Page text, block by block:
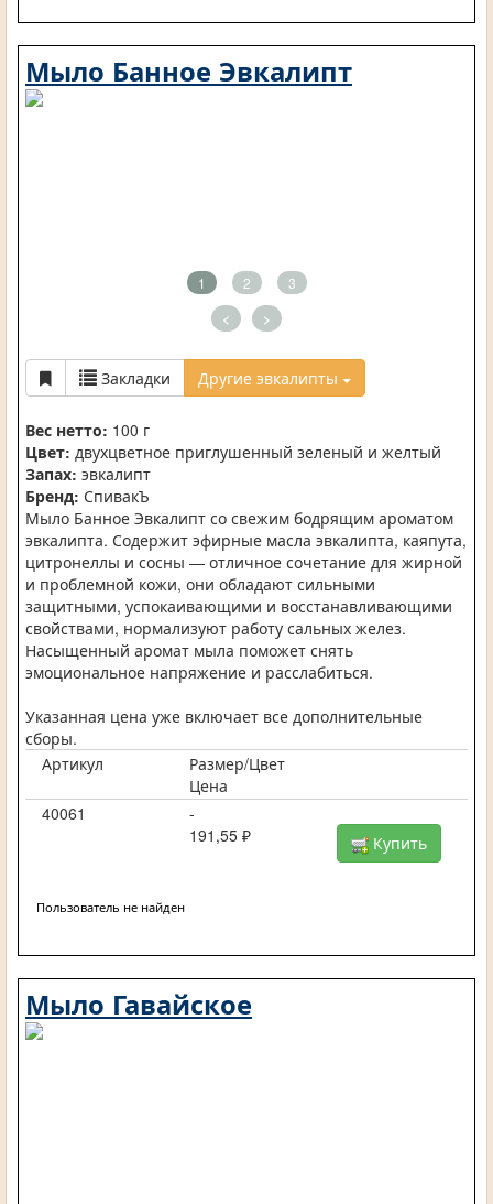
Мыло Банное Эвкалипт
1 2 3
< >
Закладки Другие эвкалипты
Вес нетто: 100 г
Цвет: двухцветное приглушенный зеленый и желтый
Запах: эвкалипт
Бренд: СпивакЪ
Мыло Банное Эвкалипт со свежим бодрящим ароматом
эвкалипта. Содержит эфирные масла эвкалипта, каяпута,
цитронеллы и сосны — отличное сочетание для жирной
и проблемной кожи, они обладают сильными
защитными, успокаивающими и восстанавливающими
свойствами, нормализуют работу сальных желез.
Насыщенный аромат мыла поможет снять
эмоциональное напряжение и расслабиться.
Указанная цена уже включает все дополнительные
сборы.
Артикул
Размер/Цвет
Цена
40061
-
191,55 ₽
Купить
Пользователь не найден
Мыло Гавайское